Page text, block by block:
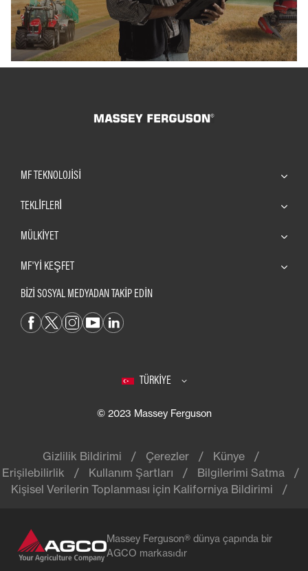
MF TEKNOLOJISI
TEKLİFLERİ
MÜLKIYET
MF'YI KEŞFET
BİZİ SOSYAL MEDYADAN TAKİP EDİN
TÜRKIYE
© 2023 Massey Ferguson
Gizlilik Bildirimi Çerezler
Künye
Erişilebilirlik
Kullanım Şartları
Bilgilerimi Satma
Kişisel Verilerin Toplanması için Kaliforniya Bildirimi
Massey Ferguson® dünya çapında bir
AGCO markasıdır